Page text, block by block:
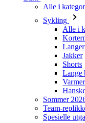
Jakker
Shorts
Lange
Sommer 2026
Team-
Spesielle
Salg
Gavekort
Custom design
Stories